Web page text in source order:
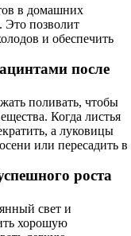
в домашних
Это позволит
и обеспечить
после
поливать, чтобы
Когда листья
а луковицы
или пересадить в
роста
свет и
хорошую